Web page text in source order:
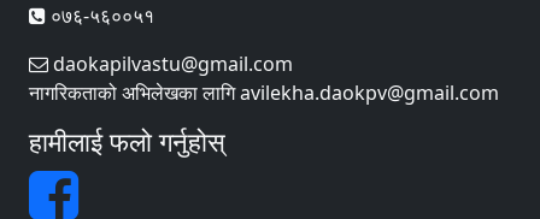
०७६-५६००५१
daokapilvastu@gmail.com
नागरिकताको अभिलेखका लागि avilekha.daokpv@gmail.com
हामीलाई फलो गर्नुहोस्